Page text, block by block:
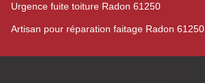
Urgence fuite toiture Radon 61250
Artisan pour réparation faitage Radon 61250